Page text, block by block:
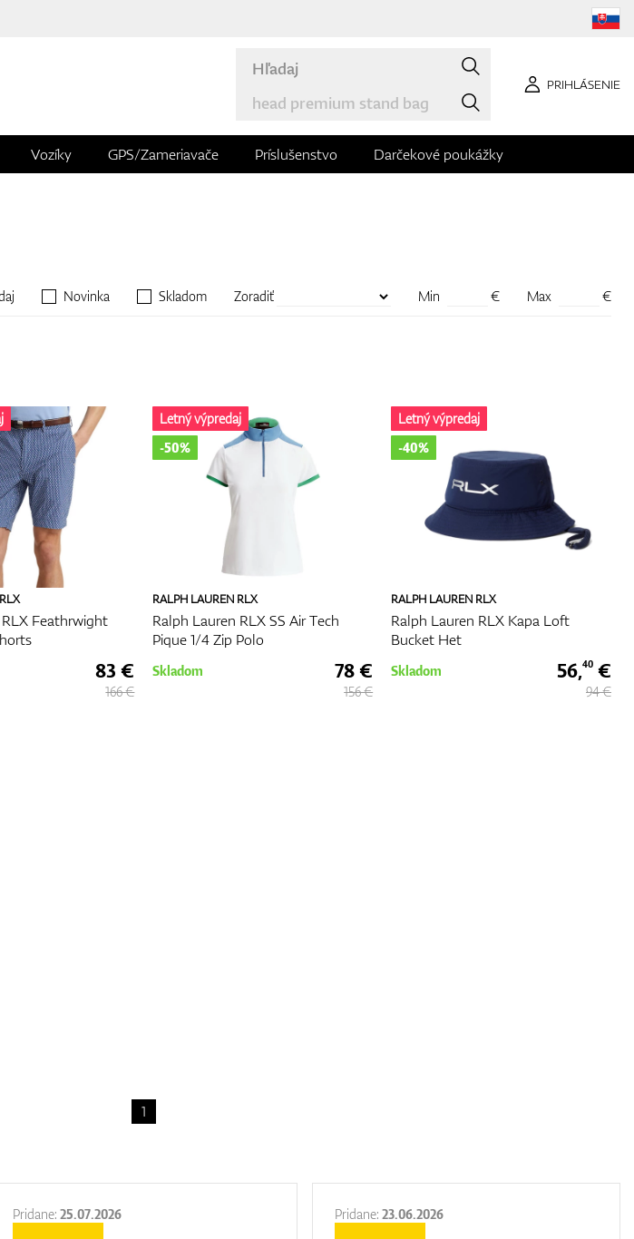
PRIHLÁSENIE
Vozíky GPS/Zameriavače Príslušenstvo Darčekové poukážky
Novinka Skladom Zoradiť Min € Max €
Feathrwight
83 €
166 €
RALPH LAUREN RLX
Ralph Lauren RLX SS Air Tech
Pique 1/4 Zip Polo
Letný výpredaj
-50%
Skladom 78 €
156 €
RALPH LAUREN RLX
Ralph Lauren RLX Kapa Loft
Bucket Het
Letný výpredaj
-40%
Skladom 56,40€
94 €
1
Pridane:25.07.2026 Pridane:23.06.2026